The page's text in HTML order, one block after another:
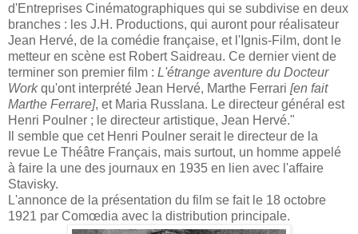
d'Entreprises Cinématographiques qui se subdivise en deux
branches : les J.H. Productions, qui auront pour réalisateur
Jean Hervé, de la comédie française, et l'Ignis-Film, dont le
metteur en scène est Robert Saidreau. Ce dernier vient de
terminer son premier film : L'étrange aventure du Docteur
Workqu'ont interprété Jean Hervé, Marthe Ferrari [en fait
Marthe Ferrare], et Maria Russlana. Le directeur général est
Henri Poulner ; le directeur artistique, Jean Hervé."
Il semble que cet Henri Poulner serait le directeur de la
revue Le Théâtre Français, mais surtout, un homme appelé
à faire la une des journaux en 1935 en lien avec l'affaire
Stavisky.
L'annonce de la présentation du film se fait le 18 octobre
1921 par Comœdia avec la distribution principale.